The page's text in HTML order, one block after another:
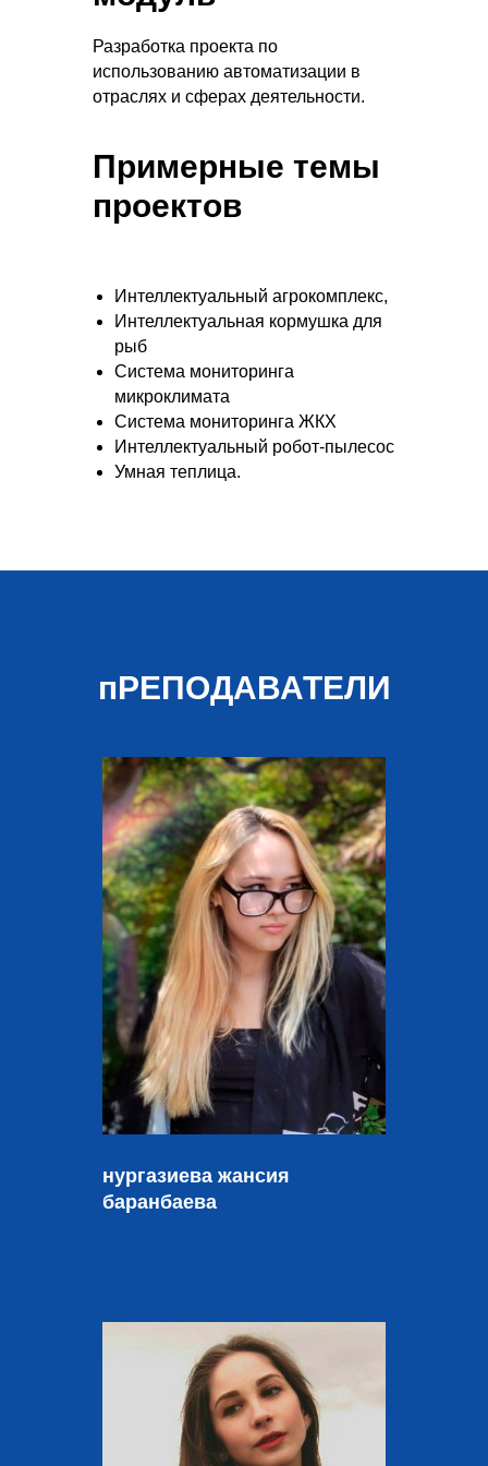
Примерные темы
проектов
Интеллектуальный агрокомплекс,
Интеллектуальная кормушка для
рыб
Система мониторинга
микроклимата
Система мониторинга ЖКХ
Интеллектуальный робот-пылесос
Умная теплица.
Разработка проекта по
использованию автоматизации в
отраслях и сферах деятельности.
пРЕПОДАВАТЕЛИ
нургазиева жансия
баранбаева